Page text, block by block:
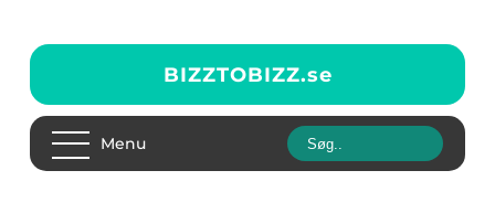
BIZZTOBIZZ.se
Menu